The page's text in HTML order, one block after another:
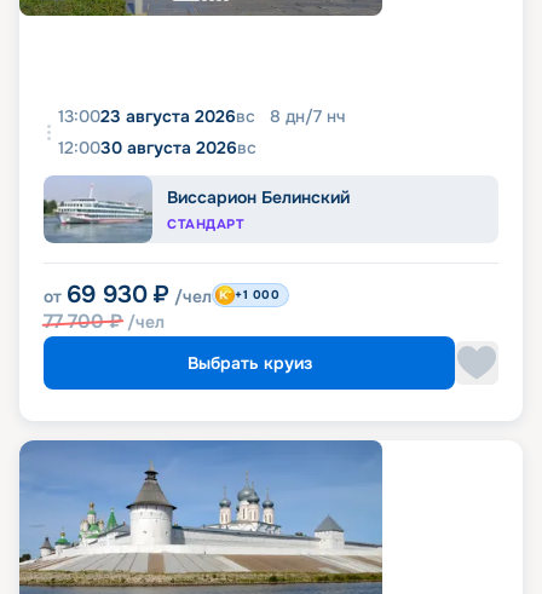
13:0023 августа 2026вс 8 дн/7 нч
12:0030 августа 2026вс
Виссарион Белинский
СТАНДАРТ
от 69 930 ₽ /чел
77 700₽ /чел
+1 000
Выбрать круиз